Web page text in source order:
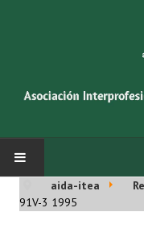
INICIO
aida-itea
91V-3 1995